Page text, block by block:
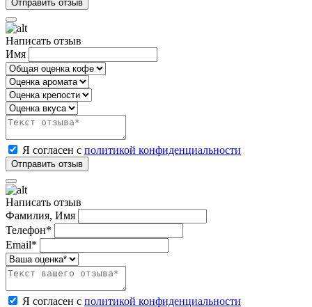
Написать отзыв
Имя
Я согласен с политикой конфиденциальности
Написать отзыв
Фамилия, Имя
Телефон*
Email*
Я согласен с политикой конфиденциальности